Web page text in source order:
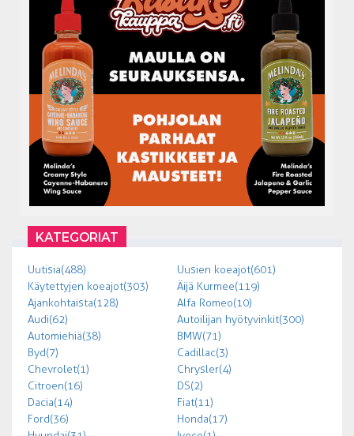
KATEGORIAT
Uutisia (488)
Uusien koeajot (601)
Käytettyjen koeajot (303)
Äijä Kurmee (119)
Ajankohtaista (128)
Alfa Romeo (10)
Audi (62)
Autoilijan hyötyvinkit (300)
Automiehiä (38)
BMW (71)
Byd (7)
Cadillac (3)
Chevrolet (1)
Chrysler (4)
Citroen (16)
DS (2)
Dacia (14)
Fiat (11)
Ford (36)
Honda (17)